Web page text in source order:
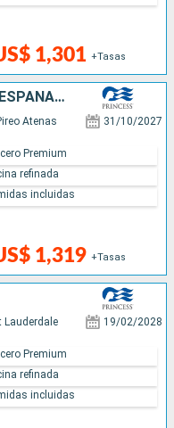
1,301 +Tasas
GRECIA, MONTENEGRO, ITALIA, ESPAÑA, PORTUGAL, ESTADOS UNIDOS
Atenas 31/10/2027
1,319 +Tasas
Premium
refinada
incluidas
Lauderdale 19/02/2028
Premium
refinada
incluidas